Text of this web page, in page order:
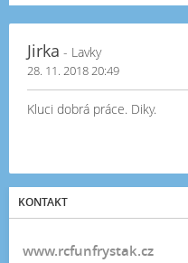
Jirka - Lavky
28. 11. 2018 20:49
Kluci dobrá práce. Diky.
KONTAKT
www.rcfunfrystak.cz